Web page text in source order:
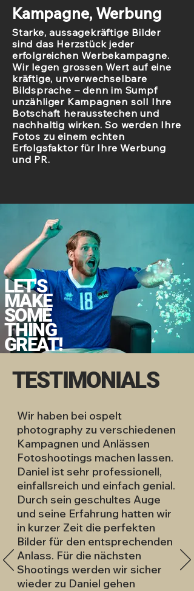
Kampagne, Werbung
Starke, aussagekräftige Bilder
sind das Herzstück jeder
erfolgreichen Werbekampagne.
Wir legen grossen Wert auf eine
kräftige, unverwechselbare
Bildsprache – denn im Sumpf
unzähliger Kampagnen soll Ihre
Botschaft herausstechen und
nachhaltig wirken. So werden Ihre
Fotos zu einem echten
Erfolgsfaktor für Ihre Werbung
und PR.
LET'S
MAKE
SOME
THING
GREAT!
TESTIMONIALS
Wir haben bei ospelt
photography zu verschiedenen
Kampagnen und Anlässen
Fotoshootings machen lassen.
Daniel ist sehr professionell,
einfallsreich und einfach genial.
Durch sein geschultes Auge
und seine Erfahrung hatten wir
in kurzer Zeit die perfekten
Bilder für den entsprechenden
Anlass. Für die nächsten
Shootings werden wir sicher
wieder zu Daniel gehen